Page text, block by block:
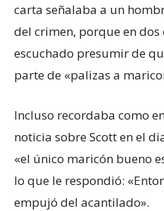
carta señalaba a un
del crimen, porque en
escuchado presumir de
parte de «palizas a
Incluso recordaba como
noticia sobre Scott en el
«el único maricón bueno
lo que le respondió:
empujó del acantilado».